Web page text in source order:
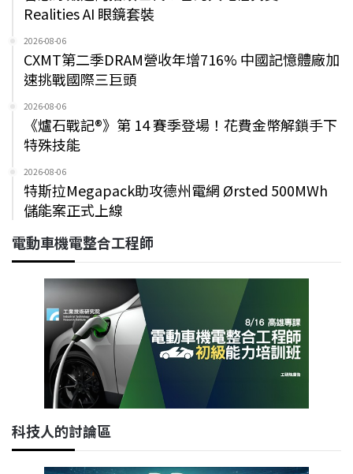
Realities AI 眼鏡套裝
2026-08-06
CXMT第二季DRAM營收年增716% 中國記憶體廠加
速挑戰國際三巨頭
2026-08-06
《爐石戰記®》第 14 賽季登場！花費金幣解鎖手下
特殊技能
2026-08-06
特斯拉Megapack助攻德州電網 Ørsted 500MWh
儲能案正式上線
電動車機電整合工程師
科技人的討論區